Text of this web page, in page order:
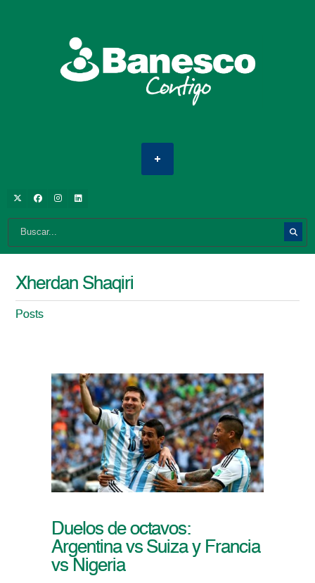
Xherdan Shaqiri
Posts
Duelos de octavos:
Argentina vs Suiza y Francia
vs Nigeria